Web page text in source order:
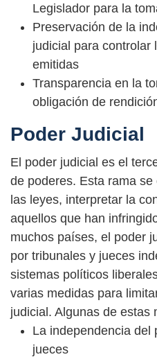
Legislador para la
Preservación de la
judicial para controlar
emitidas
Transparencia en la
obligación de
Poder Judicial
El poder judicial es el
de poderes. Esta rama
las leyes, interpretar la
aquellos que han
muchos países, el poder
por tribunales y jueces
sistemas políticos
varias medidas para
judicial. Algunas de estas
La independencia del
jueces